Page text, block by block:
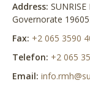
Address:
Governorate
Fax: +2 065 3590
Telefon: +2 065
Email: